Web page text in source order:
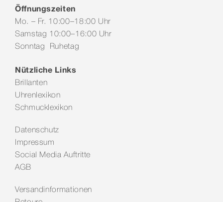
Öffnungszeiten
Mo. – Fr. 10:00–18:00 Uhr
Samstag 10:00–16:00 Uhr
Sonntag Ruhetag
Nützliche Links
Brillanten
Uhrenlexikon
Schmucklexikon
Datenschutz
Impressum
Social Media Auftritte
AGB
Versandinformationen